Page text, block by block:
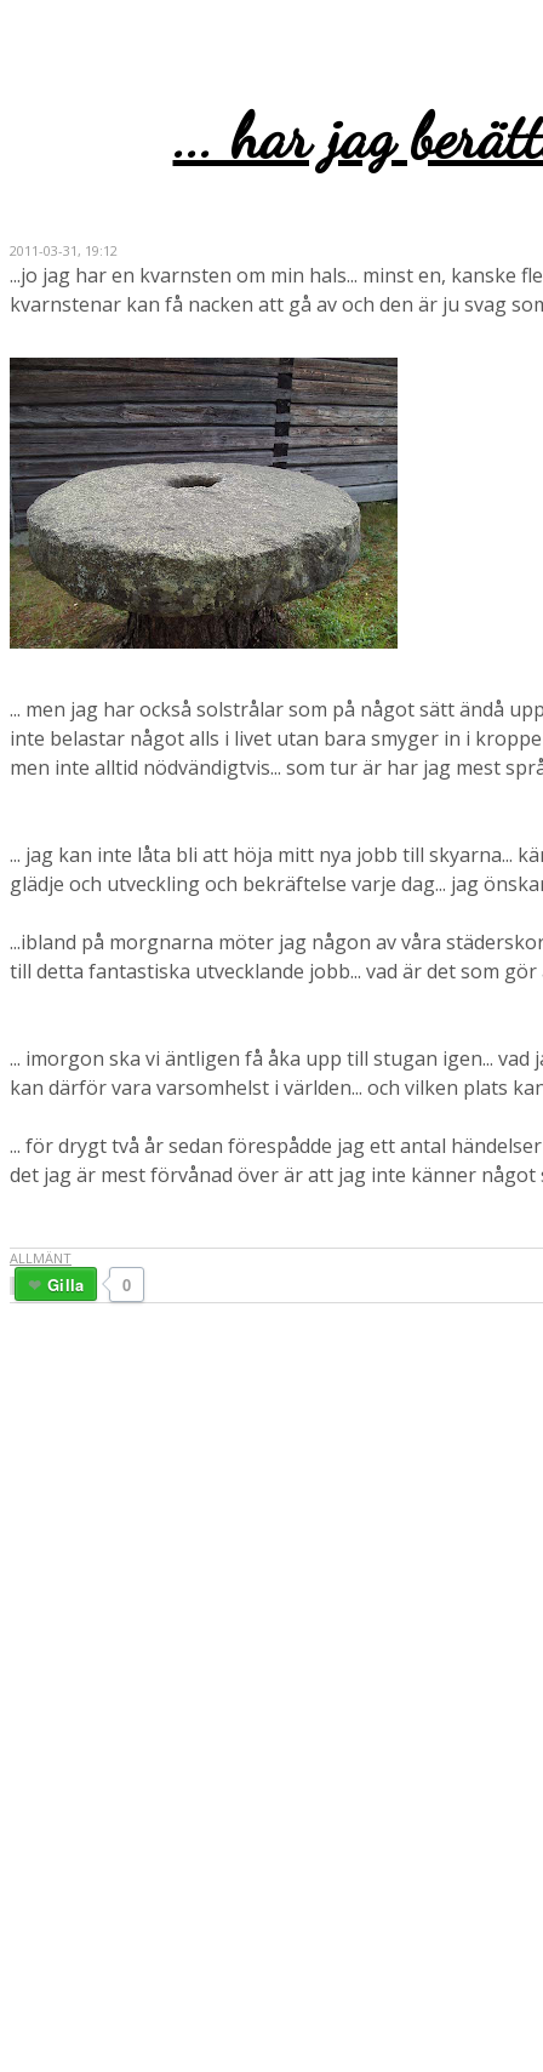
... har jag
2011-03-31, 19:12
...jo jag har en kvarnsten om min hals... minst en,
kvarnstenar kan få nacken att gå av och den är ju svag
... men jag har också solstrålar som på något sätt ändå
inte belastar något alls i livet utan bara smyger in i
men inte alltid nödvändigtvis... som tur är har jag mest
... jag kan inte låta bli att höja mitt nya jobb till skyarna...
glädje och utveckling och bekräftelse varje dag... jag
...ibland på morgnarna möter jag någon av våra
till detta fantastiska utvecklande jobb... vad är det som
... imorgon ska vi äntligen få åka upp till stugan igen...
kan därför vara varsomhelst i världen... och vilken plats
... för drygt två år sedan förespådde jag ett antal
det jag är mest förvånad över är att jag inte känner något
ALLMÄNT
0
Gilla